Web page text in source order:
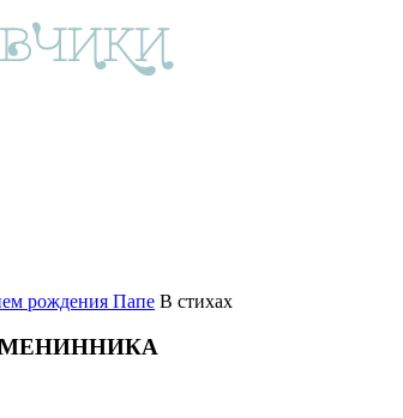
рождения Папе В стихах